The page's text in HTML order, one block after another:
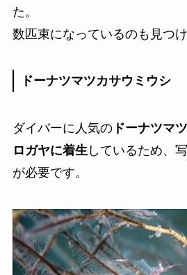
た。
数匹束になっているのも見つけ
ドーナツマツカサウミウシ
ダイバーに人気のドーナツマ
ロガヤに着生しているため、
が必要です。